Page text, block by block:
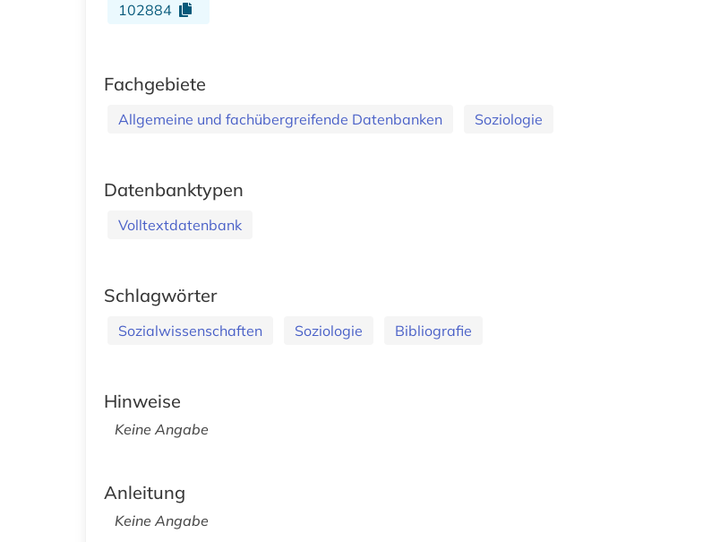
102884
Fachgebiete
Allgemeine und fachübergreifende Datenbanken Soziologie
Datenbanktypen
Volltextdatenbank
Schlagwörter
Sozialwissenschaften Soziologie Bibliografie
Hinweise
Keine Angabe
Anleitung
Keine Angabe